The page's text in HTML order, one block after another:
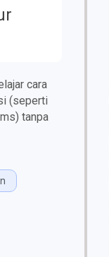
cara
(seperti
tanpa